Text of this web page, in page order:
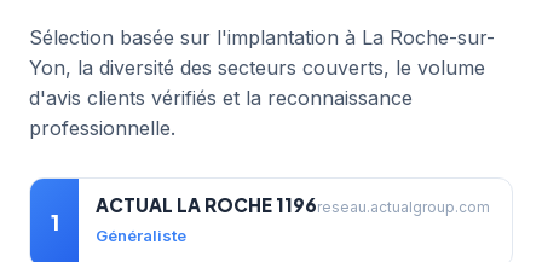
Sélection basée sur l'implantation à La Roche-sur-
Yon, la diversité des secteurs couverts, le volume
d'avis clients vérifiés et la reconnaissance
professionnelle.
1
ACTUAL LA ROCHE 1196reseau.actualgroup.com
Généraliste